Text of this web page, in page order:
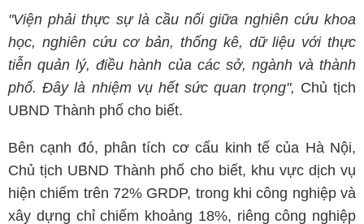
"Viện phải thực sự là cầu nối giữa nghiên cứu khoa
học, nghiên cứu cơ bản, thống kê, dữ liệu với thực
tiễn quản lý, điều hành của các sở, ngành và thành
phố. Đây là nhiệm vụ hết sức quan trọng", Chủ tịch
UBND Thành phố cho biết.
Bên cạnh đó, phân tích cơ cấu kinh tế của Hà Nội,
Chủ tịch UBND Thành phố cho biết, khu vực dịch vụ
hiện chiếm trên 72% GRDP, trong khi công nghiệp và
xây dựng chỉ chiếm khoảng 18%, riêng công nghiệp